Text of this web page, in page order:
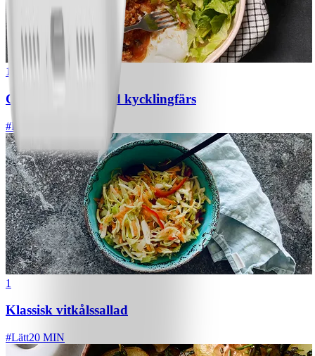
1
Chili con carne med kycklingfärs
#Lätt
1
Klassisk vitkålssallad
#Lätt20 MIN